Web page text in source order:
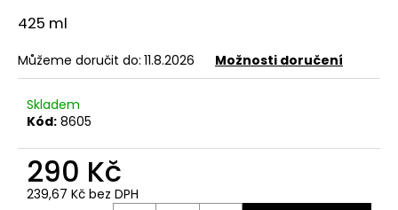
425 ml
Můžeme doručit do: 11.8.2026 Možnosti doručení
Skladem
Kód: 8605
290 Kč
239,67 Kč bez DPH
D
o
o
u